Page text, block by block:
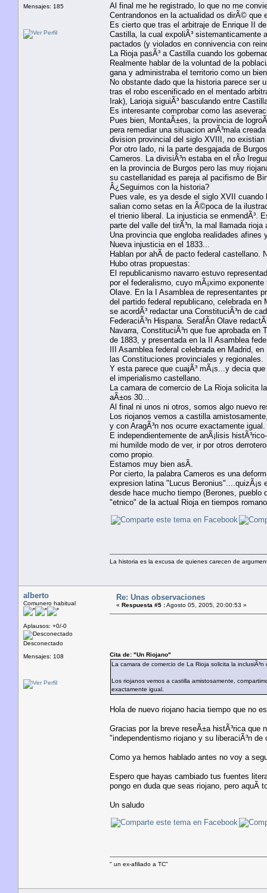
Mensajes: 185
Al final me he registrado, lo que no me
Centrandonos en la actualidad os dirÃ© que
Es cierto que tras el arbitraje de Enrique II
Castilla, la cual expoliÃ³ sistemanticamente
pactados (y violados en connivencia con
La Rioja pasÃ³ a Castilla cuando los
Realmente hablar de la voluntad de la
gana y administraba el territorio como un
No obstante dado que la historia parece ser
tras el robo escenificado en el mentado
Irak), Larioja siguiÃ³ basculando entre
Es interesante comprobar como las
Pues bien, MontaÃ±es, la provincia de
pera remediar una situacion anÃ³mala
division provincial del siglo XVIII, no
Por otro lado, ni la parte desgajada de
Cameros. La divisiÃ³n estaba en el rÃ­o
en la provincia de Burgos pero las muy
su castellanidad es pareja al pacifismo de
Â¿Seguimos con la historia?
Pues vale, es ya desde el siglo XVII
salian como setas en la Ã©poca de la
el trienio liberal. La injusticia se enmendÃ³.
parte del valle del tirÃ³n, la mal llamada
Una provincia que engloba realidades
Nueva injusticia en el 1833...
Hablan por ahÃ­ de pacto federal castellano.
Hubo otras propuestas:
El republicanismo navarro estuvo
por el federalismo, cuyo mÃ¡ximo exponente
Olave. En la I Asamblea de representantes
del partido federal republicano, celebrada en
se acordÃ³ redactar una ConstituciÃ³n de
FederaciÃ³n Hispana. SerafÃ­n Olave
Navarra, ConstituciÃ³n que fue aprobada en
de 1883, y presentada en la II Asamblea
III Asamblea federal celebrada en Madrid, en
las Constituciones provinciales y regionales.
Y esta parece que cuajÃ³ mÃ¡s...y decia
el imperialismo castellano.
La camara de comercio de La Rioja solicita
aÃ±os 30...
Al final ni unos ni otros, somos algo nuevo
Los riojanos vemos a castilla
y con AragÃ³n nos ocurre exactamente igual.
E independientemente de anÃ¡lisis
mi humilde modo de ver, ir por otros
como propio.
Estamos muy bien asÃ­.
Por cierto, la palabra Cameros es una
expresion latina "Lucus
desde hace mucho tiempo (Berones,
"etnico" de la actual Rioja en tiempos
La historia es la excusa de quienes carecen de
alberto
Comunero habitual
Aplausos: +0/-0
Desconectado
Mensajes: 108
Re: Unas observaciones
« Respuesta #5 :Agosto 05, 2005, 20:00:53 »
Cita de: "Un Riojano"
La camara de comercio de La Rioja solicita la
Los riojanos vemos a castilla amistosamente,
exactamente igual.
Hola de nuevo riojano hacia tiempo que no
Gracias por la breve reseÃ±a histÃ³rica
"independentismo riojano y su liberaciÃ³n
Como ya hemos hablado antes no voy a
Espero que hayas cambiado tus fuentes
pongo en duda que seas riojano, pero aquÃ­
Un saludo
" un ex-afiliado a TC"